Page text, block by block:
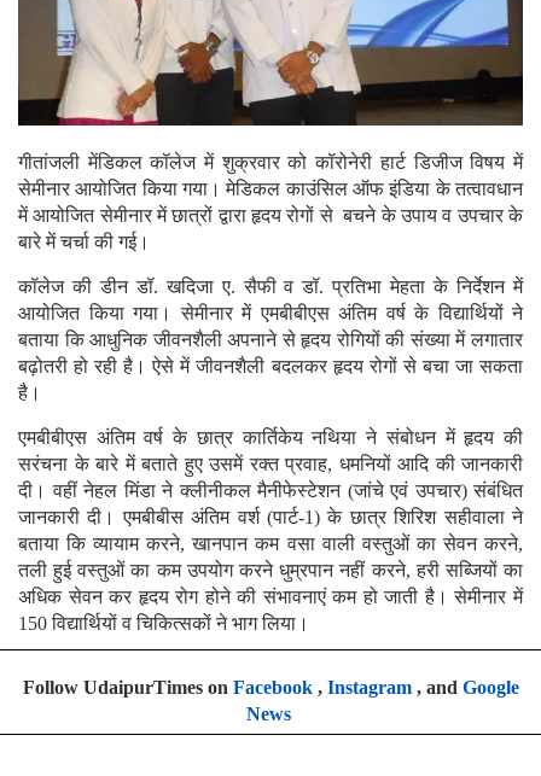
गीतांजली मेंडिकल कॉलेज में शुक्रवार को कॉरोनेरी हार्ट डिजीज विषय में
सेमीनार आयोजित किया गया। मेडिकल काउंसिल ऑफ इंडिया के तत्वावधान
में आयोजित सेमीनार में छात्रों द्वारा हृदय रोगों से बचने के उपाय व उपचार के
बारे में चर्चा की गई।
कॉलेज की डीन डॉ. खदिजा ए. सैफी व डॉ. प्रतिभा मेहता के निर्देशन में
आयोजित किया गया। सेमीनार में एमबीबीएस अंतिम वर्ष के विद्यार्थियों ने
बताया कि आधुनिक जीवनशैली अपनाने से हृदय रोगियों की संख्या में लगातार
बढ़ोतरी हो रही है। ऐसे में जीवनशैली बदलकर हृदय रोगों से बचा जा सकता
है।
एमबीबीएस अंतिम वर्ष के छात्र कार्तिकेय नथिया ने संबोधन में हृदय की
सरंचना के बारे में बताते हुए उसमें रक्त प्रवाह, धमनियों आदि की जानकारी
दी। वहीं नेहल मिंडा ने क्लीनीकल मैनीफेस्टेशन (जांचे एवं उपचार) संबंधित
जानकारी दी। एमबीबीस अंतिम वर्श (पार्ट-1) के छात्र शिरिश सहीवाला ने
बताया कि व्यायाम करने, खानपान कम वसा वाली वस्तुओं का सेवन करने,
तली हुई वस्तुओं का कम उपयोग करने धुम्रपान नहीं करने, हरी सब्जियों का
अधिक सेवन कर हृदय रोग होने की संभावनाएं कम हो जाती है। सेमीनार में
150 विद्यार्थियों व चिकित्सकों ने भाग लिया।
Follow UdaipurTimes on Facebook, Instagram, and Google
News